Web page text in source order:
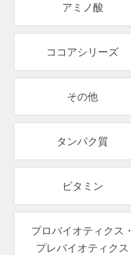
アミノ酸
ココアシリーズ
その他
タンパク質
ビタミン
プロバイオティクス・
プレバイオティクス